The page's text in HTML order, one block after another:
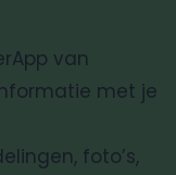
van
met je
foto’s,